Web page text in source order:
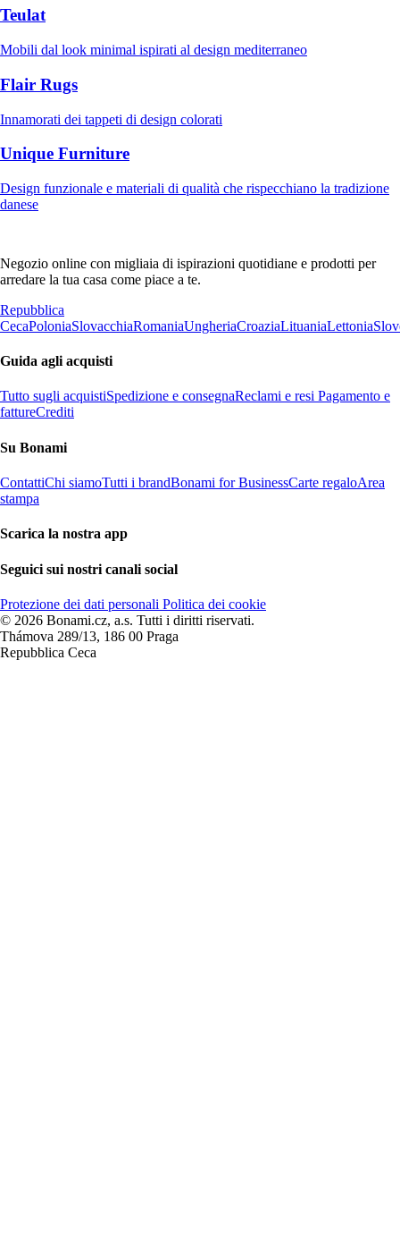
Teulat
Mobili dal look minimal ispirati al design mediterraneo
Flair Rugs
Innamorati dei tappeti di design colorati
Unique Furniture
Design funzionale e materiali di qualità che rispecchiano la tradizione
danese
Negozio online con migliaia di ispirazioni quotidiane e prodotti per
arredare la tua casa come piace a te.
Repubblica
CecaPoloniaSlovacchiaRomaniaUngheriaCroaziaLituaniaLettonia
Guida agli acquisti
Tutto sugli acquistiSpedizione e consegnaReclami e resi Pagamento e
fattureCrediti
Su Bonami
ContattiChi siamoTutti i brandBonami for BusinessCarte regaloArea
stampa
Scarica la nostra app
Seguici sui nostri canali social
Protezione dei dati personali Politica dei cookie
© 2026 Bonami.cz, a.s. Tutti i diritti riservati.
Thámova 289/13, 186 00 Praga
Repubblica Ceca